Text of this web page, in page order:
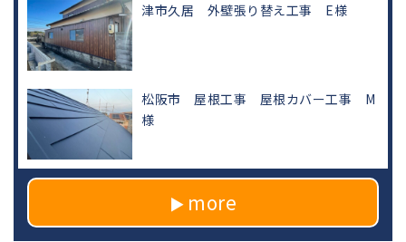
津市久居 外壁張り替え工事 E様
松阪市 屋根工事 屋根カバー工事 M
様
more